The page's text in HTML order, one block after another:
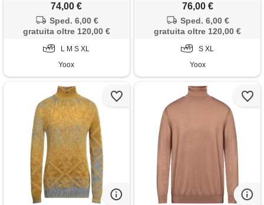
74,00 €
Sped. 6,00 €
gratuita oltre 120,00 €
L M S XL
Yoox
76,00 €
Sped. 6,00 €
gratuita oltre 120,00 €
S XL
Yoox